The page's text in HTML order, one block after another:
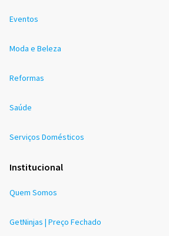
Eventos
Moda e Beleza
Reformas
Saúde
Serviços Domésticos
Institucional
Quem Somos
GetNinjas | Preço Fechado